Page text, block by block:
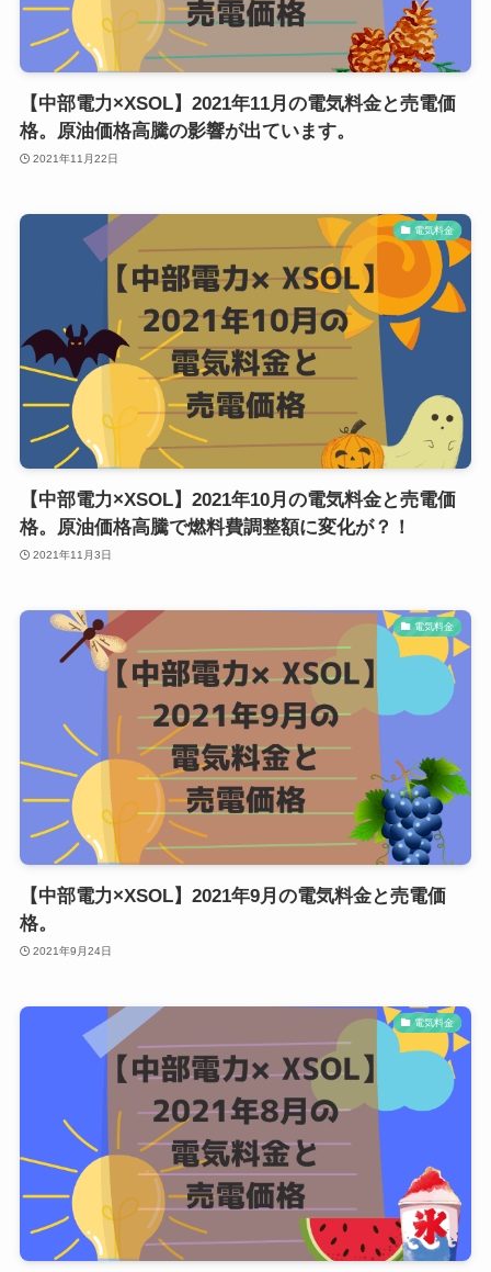
【中部電力×XSOL】2021年11月の電気料金と売電価
格。原油価格高騰の影響が出ています。
2021年11月22日
電気料金
【中部電力×XSOL】2021年10月の電気料金と売電価
格。原油価格高騰で燃料費調整額に変化が？！
2021年11月3日
電気料金
【中部電力×XSOL】2021年9月の電気料金と売電価
格。
2021年9月24日
電気料金